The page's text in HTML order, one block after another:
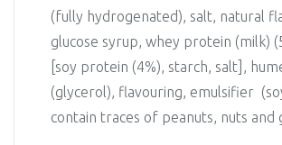
(fully hydrogenated), salt, natural
glucose syrup, whey protein (milk)
[soy protein (4%), starch, salt],
(glycerol), flavouring, emulsifier
contain traces of peanuts, nuts and